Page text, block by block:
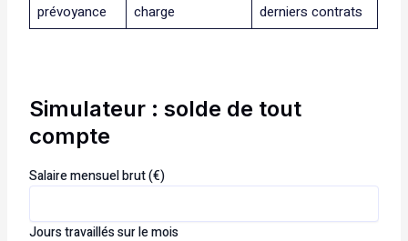
prévoyance
charge
derniers contrats
Simulateur : solde de tout
compte
Salaire mensuel brut (€)
Jours travaillés sur le mois